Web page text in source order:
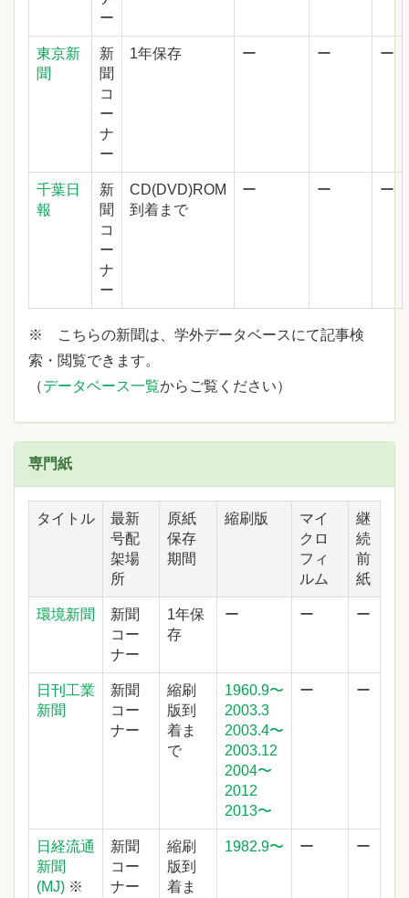
ー
東京新
聞
新
聞
コ
ー
ナ
ー
1年保存 ー ー ー
千葉日
報
新
聞
コ
ー
ナ
ー
CD(DVD)ROM
到着まで
ー ー ー
※ こちらの新聞は、学外データベースにて記事検
索・閲覧できます。
（データベース一覧からご覧ください）
専門紙
タイトル
最新
号配
架場
所
原紙
保存
期間
縮刷版
マイ
クロ
フィ
ルム
継
続
前
紙
環境新聞
新聞
コー
ナー
1年保
存
ー ー ー
日刊工業
新聞
新聞
コー
ナー
縮刷
版到
着ま
で
1960.9〜
2003.3
2003.4〜
2003.12
2004〜
2012
2013〜
ー ー
日経流通
新聞
(MJ) ※
新聞
コー
ナー
縮刷
版到
着ま
1982.9〜 ー ー